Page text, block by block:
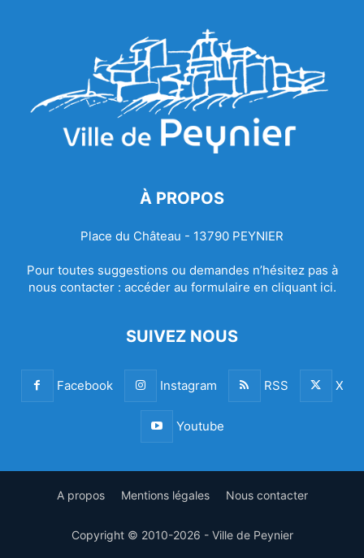
À PROPOS
Place du Château - 13790 PEYNIER
Pour toutes suggestions ou demandes n’hésitez pas à
nous contacter : accéder au formulaire en cliquant ici.
SUIVEZ NOUS
Facebook Instagram RSS X
Youtube
A propos Mentions légales Nous contacter
Copyright © 2010-2026 - Ville de Peynier